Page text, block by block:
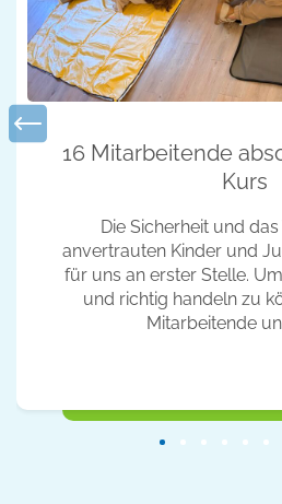
16 Mitarbeitende
Kurs
Die Sicherheit und
anvertrauten Kinder und
für uns an erster Stelle.
und richtig handeln zu
Mitarbeitende